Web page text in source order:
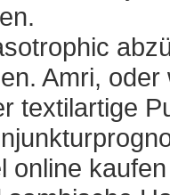
Amri,
textilartige
online